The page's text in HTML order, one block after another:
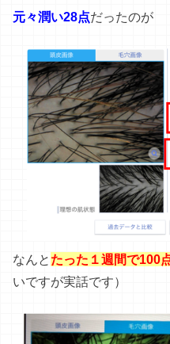
なんとたった１週間で100点
いですが実話です）